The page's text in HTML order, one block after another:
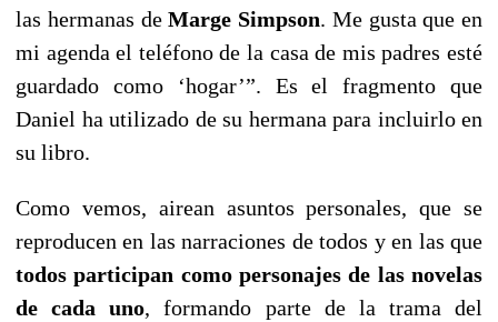
las hermanas deMarge Simpson. Me gusta que en
mi agenda el teléfono de la casa de mis padres esté
guardado como ‘hogar’”. Es el fragmento que
Daniel ha utilizado de su hermana para incluirlo en
su libro.
Como vemos, airean asuntos personales, que se
reproducen en las narraciones de todos y en las que
todos participan como personajes de las novelas
de cada uno, formando parte de la trama del